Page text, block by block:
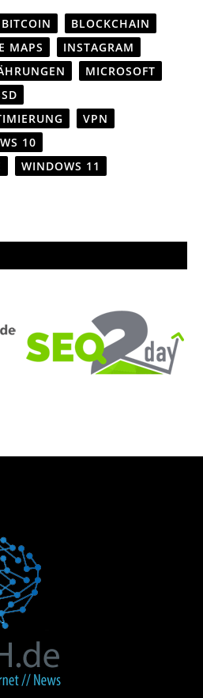
BITCOIN
BLOCKCHAIN
MAPS
INSTAGRAM
MICROSOFT
VPN
10
WINDOWS 11